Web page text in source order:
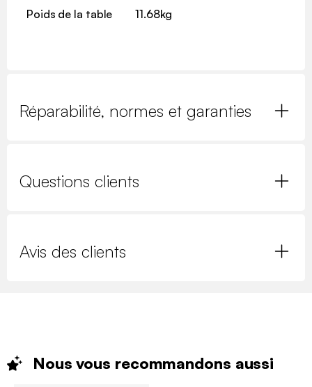
Poids de la table 11.68kg
Réparabilité, normes et garanties
Questions clients
Avis des clients
Nous vous recommandons aussi